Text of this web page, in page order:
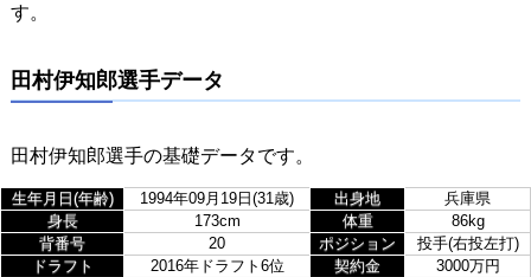
す。
田村伊知郎選手データ
田村伊知郎選手の基礎データです。
生年月日(年齢) 1994年09月19日(31歳) 出身地
兵庫県
身長
173cm 体重
86kg
背番号
20 ポジション
投手(右投左打)
ドラフト
2016年ドラフト6位 契約金
3000万円